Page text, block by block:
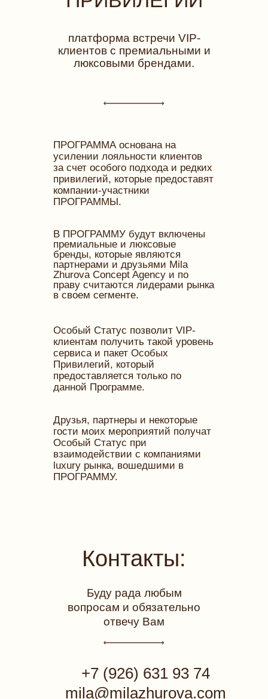
ПРОГРАММА основана на
усилении лояльности клиентов
за счет особого подхода и редких
привилегий, которые предоставят
компании-участники
ПРОГРАММЫ.
платформа встречи VIP-
клиентов с премиальными и
люксовыми брендами.
В ПРОГРАММУ будут включены
премиальные и люксовые
бренды, которые являются
партнерами и друзьями Mila
Zhurova Concept Agency и по
праву считаются лидерами рынка
в своем сегменте.
Особый Статус позволит VIP-
клиентам получить такой уровень
сервиса и пакет Особых
Привилегий, который
предоставляется только по
данной Программе.
Друзья, партнеры и некоторые
гости моих мероприятий получат
Особый Статус при
взаимодействии с компаниями
luxury рынка, вошедшими в
ПРОГРАММУ.
Буду рада любым
вопросам и обязательно
отвечу Вам
Контакты:
+7 (926) 631 93 74
mila@milazhurova.com